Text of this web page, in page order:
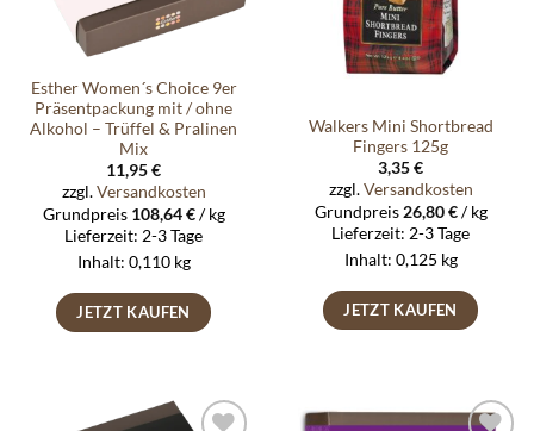
Esther Women´s Choice 9er
Präsentpackung mit / ohne
Alkohol – Trüffel & Pralinen
Mix
11,95€
zzgl.Versandkosten
Grundpreis 108,64€/kg
Lieferzeit: 2-3 Tage
Inhalt: 0,110 kg
JETZT KAUFEN
Walkers Mini Shortbread
Fingers 125g
3,35€
zzgl.Versandkosten
Grundpreis 26,80€/kg
Lieferzeit: 2-3 Tage
Inhalt: 0,125 kg
JETZT KAUFEN